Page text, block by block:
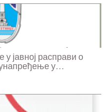
у јавној расправи о
унапређење у...